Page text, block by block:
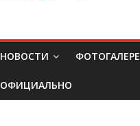
НОВОСТИ
ОФИЦИАЛЬНО